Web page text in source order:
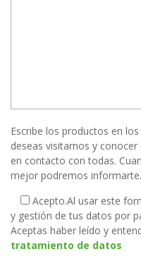
Escribe los productos en
deseas visitarnos y
en contacto con todas.
mejor podremos informarte.
Acepto.Al usar este
y gestión de tus datos por
Aceptas haber leído y
tratamiento de datos